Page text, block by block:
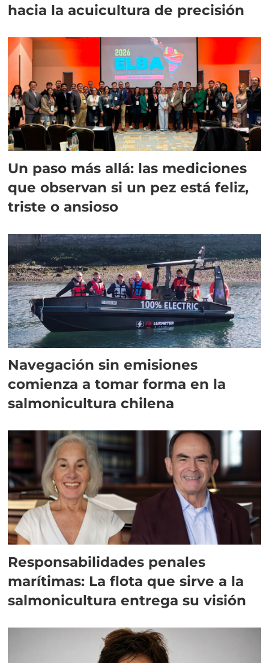
hacia la acuicultura de precisión
Un paso más allá: las mediciones
que observan si un pez está feliz,
triste o ansioso
Navegación sin emisiones
comienza a tomar forma en la
salmonicultura chilena
Responsabilidades penales
marítimas: La flota que sirve a la
salmonicultura entrega su visión